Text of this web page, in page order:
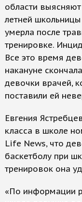
области
летней школьницы
умерла после
тренировке.
Все это время
накануне
девочки врачей,
поставили ей
Евгения
класса в школе
Life News, что
баскетболу при
тренировок она
«По информации